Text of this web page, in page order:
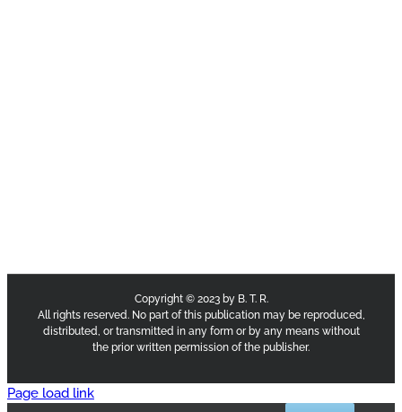
Copyright © 2023 by B. T. R.
All rights reserved. No part of this publication may be reproduced,
distributed, or transmitted in any form or by any means without
the prior written permission of the publisher.
Page load link